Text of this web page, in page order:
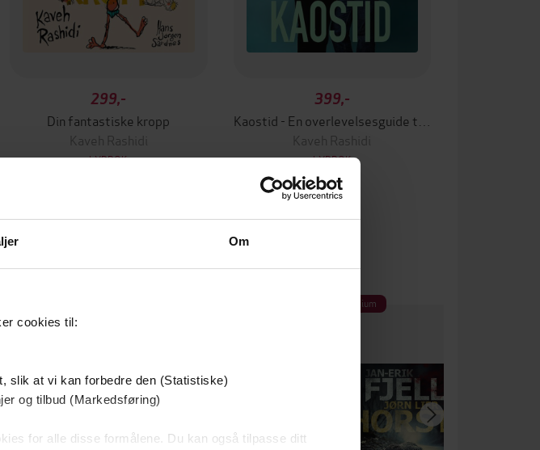
Om
cookies til:
slik at vi kan forbedre den (Statistiske)
og tilbud (Markedsføring)
for alle disse formålene. Du kan også tilpasse ditt
299,-
Din fantastiske kropp
Kaveh Rashidi
LYDBOK
399,-
Kaveh Rashidi
LYDBOK
Premium